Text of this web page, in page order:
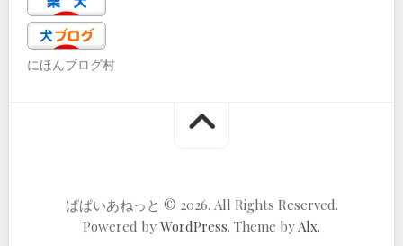
にほんブログ村
ぱぱいあねっと © 2026. All Rights Reserved.
Powered by WordPress. Theme byAlx.